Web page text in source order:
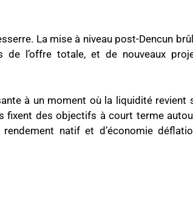
La mise à niveau post-Dencun
l’offre totale, et de nouveaux
à un moment où la liquidité revient
fixent des objectifs à court terme
natif et d’économie